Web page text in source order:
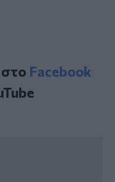
Facebook